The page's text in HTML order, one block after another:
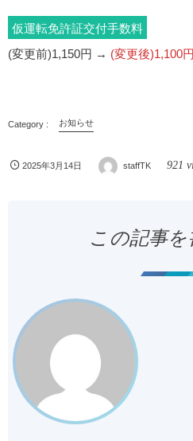
仮運転免許証交付手数料
(変更前)1,150円 → (変更後)1,100円
お知らせ
2025年3月14日 staffTK 921
この記事を